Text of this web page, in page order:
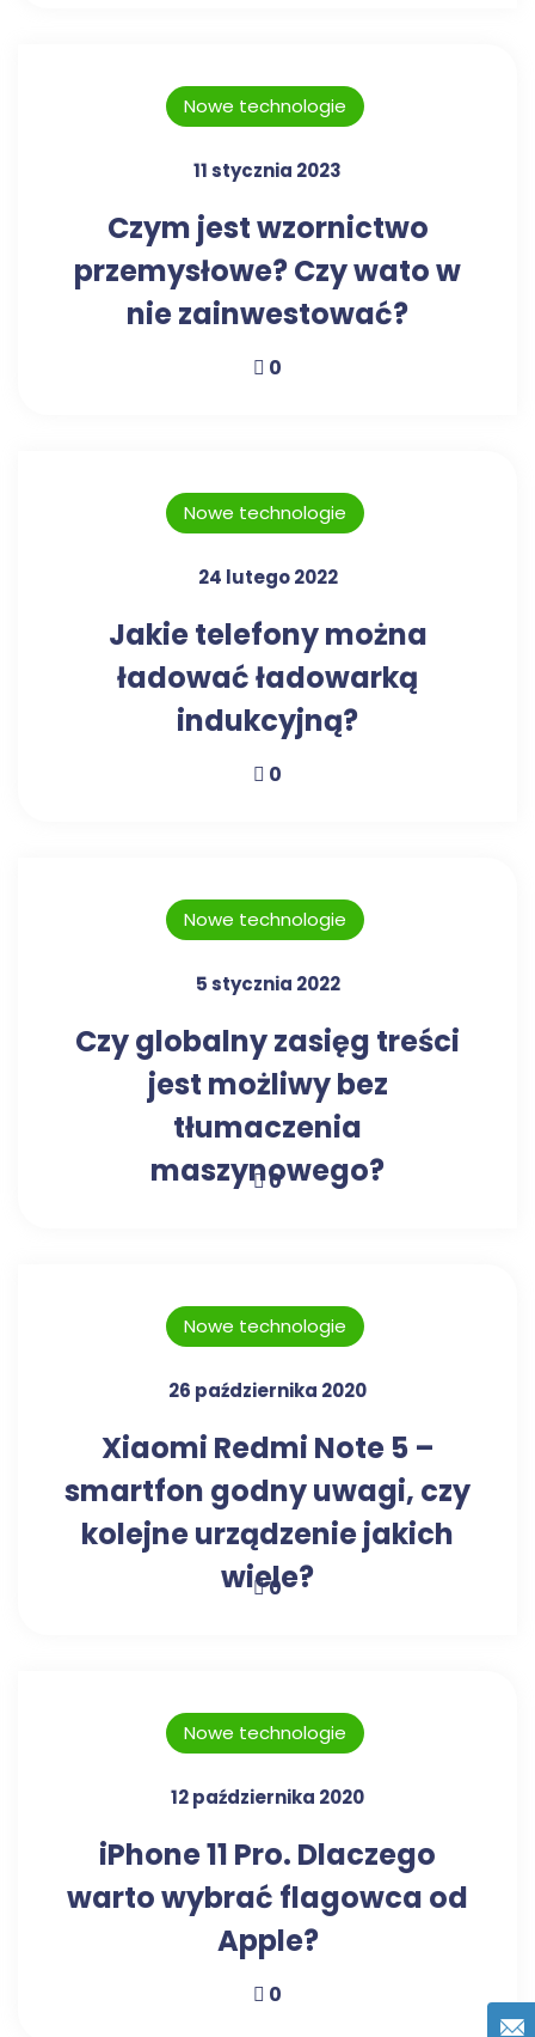
Nowe technologie
11 stycznia 2023
Czym jest wzornictwo
przemysłowe? Czy wato w
nie zainwestować?
0
Nowe technologie
24 lutego 2022
Jakie telefony można
ładować ładowarką
indukcyjną?
0
Nowe technologie
5 stycznia 2022
Czy globalny zasięg treści
jest możliwy bez
tłumaczenia
maszynowego?
0
Nowe technologie
26 października 2020
Xiaomi Redmi Note 5 –
smartfon godny uwagi, czy
kolejne urządzenie jakich
wiele?
0
Nowe technologie
12 października 2020
iPhone 11 Pro. Dlaczego
warto wybrać flagowca od
Apple?
0